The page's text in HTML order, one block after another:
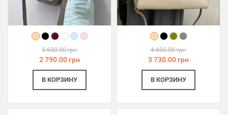
3 600.00 грн
2 790.00 грн
В КОРЗИНУ
4 600.00 грн
3 730.00 грн
В КОРЗИНУ